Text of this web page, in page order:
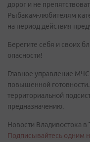
дорог и не
Рыбакам-любителям
на период действия
Берегите себя и своих
опасности!
Главное управление
повышенной
территориальной
предназначению.
Новости Владивостока в
Подписывайтесь одним